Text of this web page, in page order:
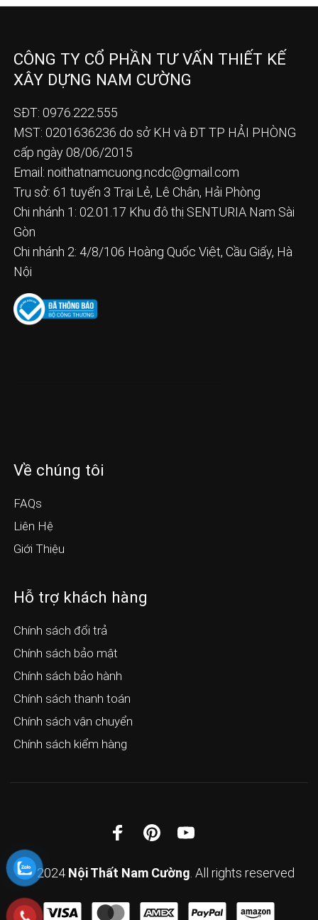
CÔNG TY CỔ PHẦN TƯ VẤN THIẾT KẾ
XÂY DỰNG NAM CƯỜNG
SĐT: 0976.222.555
MST: 0201636236 do sở KH và ĐT TP HẢI PHÒNG
cấp ngày 08/06/2015
Email: noithatnamcuong.ncdc@gmail.com
Trụ sở: 61 tuyến 3 Trại Lẻ, Lê Chân, Hải Phòng
Chi nhánh 1: 02.01.17 Khu đô thị SENTURIA Nam Sài
Gòn
Chi nhánh 2: 4/8/106 Hoàng Quốc Việt, Cầu Giấy, Hà
Nội
Về chúng tôi
FAQs
Liên Hệ
Giới Thiệu
Hỗ trợ khách hàng
Chính sách đổi trả
Chính sách bảo mật
Chính sách bảo hành
Chính sách thanh toán
Chính sách vận chuyển
Chính sách kiểm hàng
© 2024 Nội Thất Nam Cường. All rights reserved